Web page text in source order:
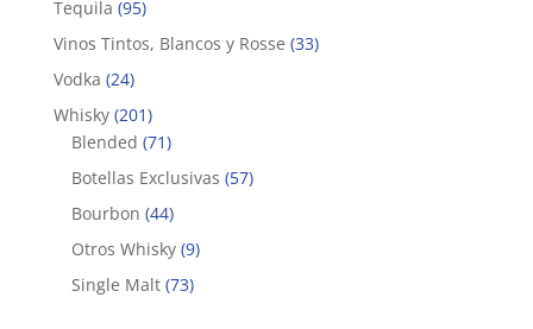
Tequila (95)
Vinos Tintos, Blancos y Rosse (33)
Vodka (24)
Whisky (201)
Blended (71)
Botellas Exclusivas (57)
Bourbon (44)
Otros Whisky (9)
Single Malt (73)